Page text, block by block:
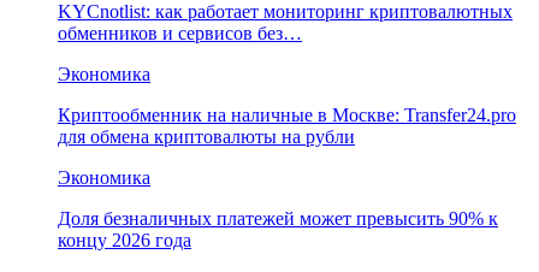
KYCnotlist: как работает мониторинг криптовалютных
обменников и сервисов без…
Экономика
Криптообменник на наличные в Москве: Transfer24.pro
для обмена криптовалюты на рубли
Экономика
Доля безналичных платежей может превысить 90% к
концу 2026 года